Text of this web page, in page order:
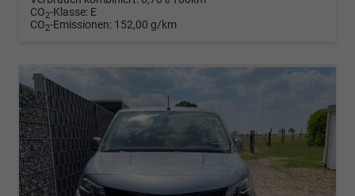
CO2-Klasse: E
CO2-Emissionen: 152,00 g/km